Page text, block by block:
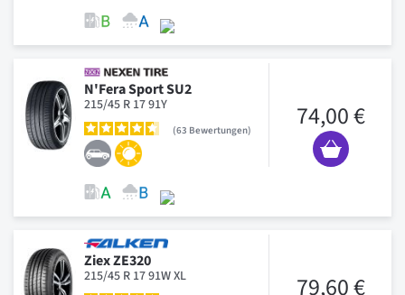
N'Fera Sport SU2
215/45 R 17 91Y
63 Bewertungen 74,00 €
Ziex ZE320
215/45 R 17 91W XL 79,60 €